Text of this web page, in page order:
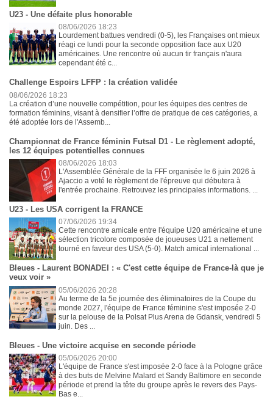
U23 - Une défaite plus honorable
08/06/2026 18:23
Lourdement battues vendredi (0-5), les Françaises ont mieux
réagi ce lundi pour la seconde opposition face aux U20
américaines. Une rencontre où aucun tir français n'aura
cependant été c...
Challenge Espoirs LFFP : la création validée
08/06/2026 18:23
La création d’une nouvelle compétition, pour les équipes des centres de
formation féminins, visant à densifier l’offre de pratique de ces catégories, a
été adoptée lors de l'Assemb...
Championnat de France féminin Futsal D1 - Le règlement adopté,
les 12 équipes potentielles connues
08/06/2026 18:03
L'Assemblée Générale de la FFF organisée le 6 juin 2026 à
Ajaccio a voté le règlement de l'épreuve qui débutera à
l'entrée prochaine. Retrouvez les principales informations. ...
U23 - Les USA corrigent la FRANCE
07/06/2026 19:34
Cette rencontre amicale entre l'équipe U20 américaine et une
sélection tricolore composée de joueuses U21 a nettement
tourné en faveur des USA (5-0). Match amical international ...
Bleues - Laurent BONADEI : « C'est cette équipe de France-là que je
veux voir »
05/06/2026 20:28
Au terme de la 5e journée des éliminatoires de la Coupe du
monde 2027, l'équipe de France féminine s'est imposée 2-0
sur la pelouse de la Polsat Plus Arena de Gdansk, vendredi 5
juin. Des ...
Bleues - Une victoire acquise en seconde période
05/06/2026 20:00
L'équipe de France s'est imposée 2-0 face à la Pologne grâce
à des buts de Melvine Malard et Sandy Baltimore en seconde
période et prend la tête du groupe après le revers des Pays-
Bas e...